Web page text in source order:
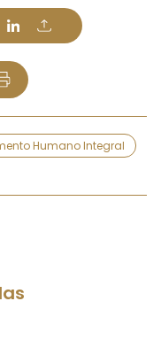
Humano Integral